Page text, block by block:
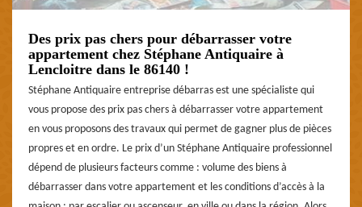
Des prix pas chers pour débarrasser votre
appartement chez Stéphane Antiquaire à
Lencloitre dans le 86140 !
Stéphane Antiquaire entreprise débarras est une spécialiste qui
vous propose des prix pas chers à débarrasser votre appartement
en vous proposons des travaux qui permet de gagner plus de pièces
propres et en ordre. Le prix d’un Stéphane Antiquaire professionnel
dépend de plusieurs facteurs comme : volume des biens à
débarrasser dans votre appartement et les conditions d’accès à la